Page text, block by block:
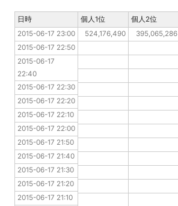
2015-06-17 23:00 524,176,490 395,065,286
2015-06-17 22:50
2015-06-17 22:40
2015-06-17 22:30
2015-06-17 22:20
2015-06-17 22:10
2015-06-17 22:00
2015-06-17 21:50
2015-06-17 21:40
2015-06-17 21:30
2015-06-17 21:20
2015-06-17 21:10
2015-06-17 21:00
日時 個人1位 個人2位
2015-06-17 23:00
2015-06-17 22:50
2015-06-17
22:40
2015-06-17 22:30
2015-06-17 22:20
2015-06-17 22:10
2015-06-17 22:00
2015-06-17 21:50
2015-06-17 21:40
2015-06-17 21:30
2015-06-17 21:20
2015-06-17 21:10
日時